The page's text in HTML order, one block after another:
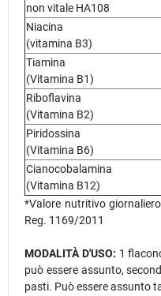
non vitale HA108
Niacina
(vitamina B3)
Tiamina
(Vitamina B1)
Riboflavina
(Vitamina B2)
Piridossina
(Vitamina B6)
Cianocobalamina
(Vitamina B12)
*Valore nutritivo
Reg. 1169/2011
MODALITÀ D'USO: 1
può essere assunto,
pasti. Può essere assunto